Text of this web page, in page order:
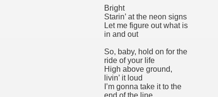
Bright
Starin’ at the neon signs
Let me figure out what is
in and out
So, baby, hold on for the
ride of your life
High above ground,
livin’ it loud
I’m gonna take it to the